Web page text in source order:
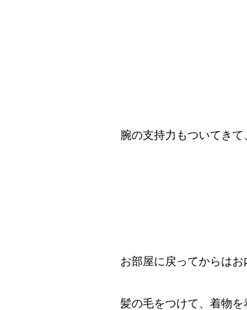
腕の支持力もついてき
お部屋に戻ってからはお
髪の毛をつけて、着物を